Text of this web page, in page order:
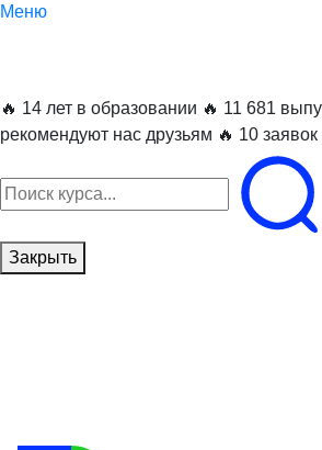
Меню
🔥 14 лет в образовании 🔥 11 681
рекомендуют нас друзьям 🔥 10
Закрыть